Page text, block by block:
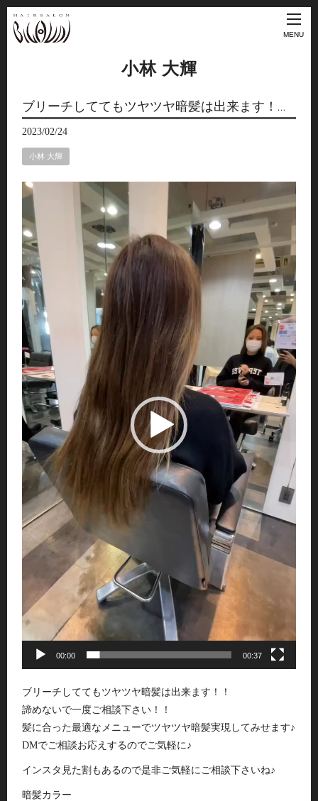
MENU
小林 大輝
ブリーチしててもツヤツヤ暗髪は出来ます！…
2023/02/24
小林 大輝
動
プ
レ
ー
ヤ
ー
00:00 00:37
ブリーチしててもツヤツヤ暗髪は出来ます！！
諦めないで一度ご相談下さい！！
髪に合った最適なメニューでツヤツヤ暗髪実現してみせます♪
DMでご相談お応えするのでご気軽に♪
インスタ見た割もあるので是非ご気軽にご相談下さいね♪
暗髪カラー